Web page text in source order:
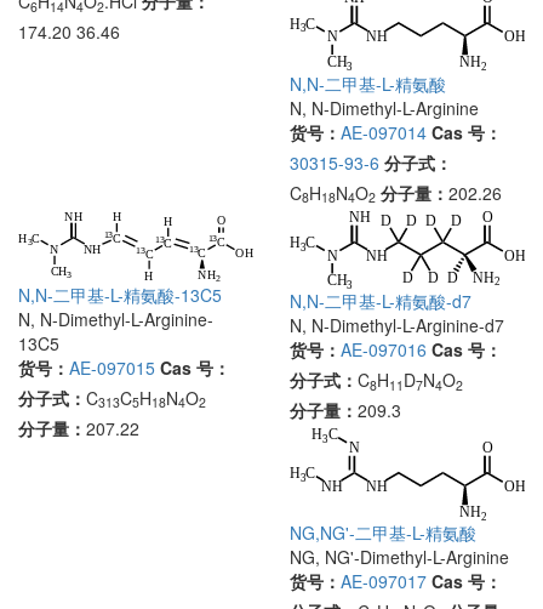
6 14 4 2
174.20 36.46
N,N-二甲基-L-精氨酸
N, N-Dimethyl-L-Arginine
货号： AE-097014 Cas 号：
30315-93-6 分子式：
C8H18N4O2 分子量： 202.26
N,N-二甲基-L-精氨酸-13C5
N, N-Dimethyl-L-Arginine-
13C5
货号： AE-097015 Cas 号：
分子式： C313C5H18N4O2
分子量： 207.22
N,N-二甲基-L-精氨酸-d7
N, N-Dimethyl-L-Arginine-d7
货号： AE-097016 Cas 号：
分子式： C8H11 D7N4O2
分子量： 209.3
NG,NG'-二甲基-L-精氨酸
NG, NG'-Dimethyl-L-Arginine
货号： AE-097017 Cas 号：